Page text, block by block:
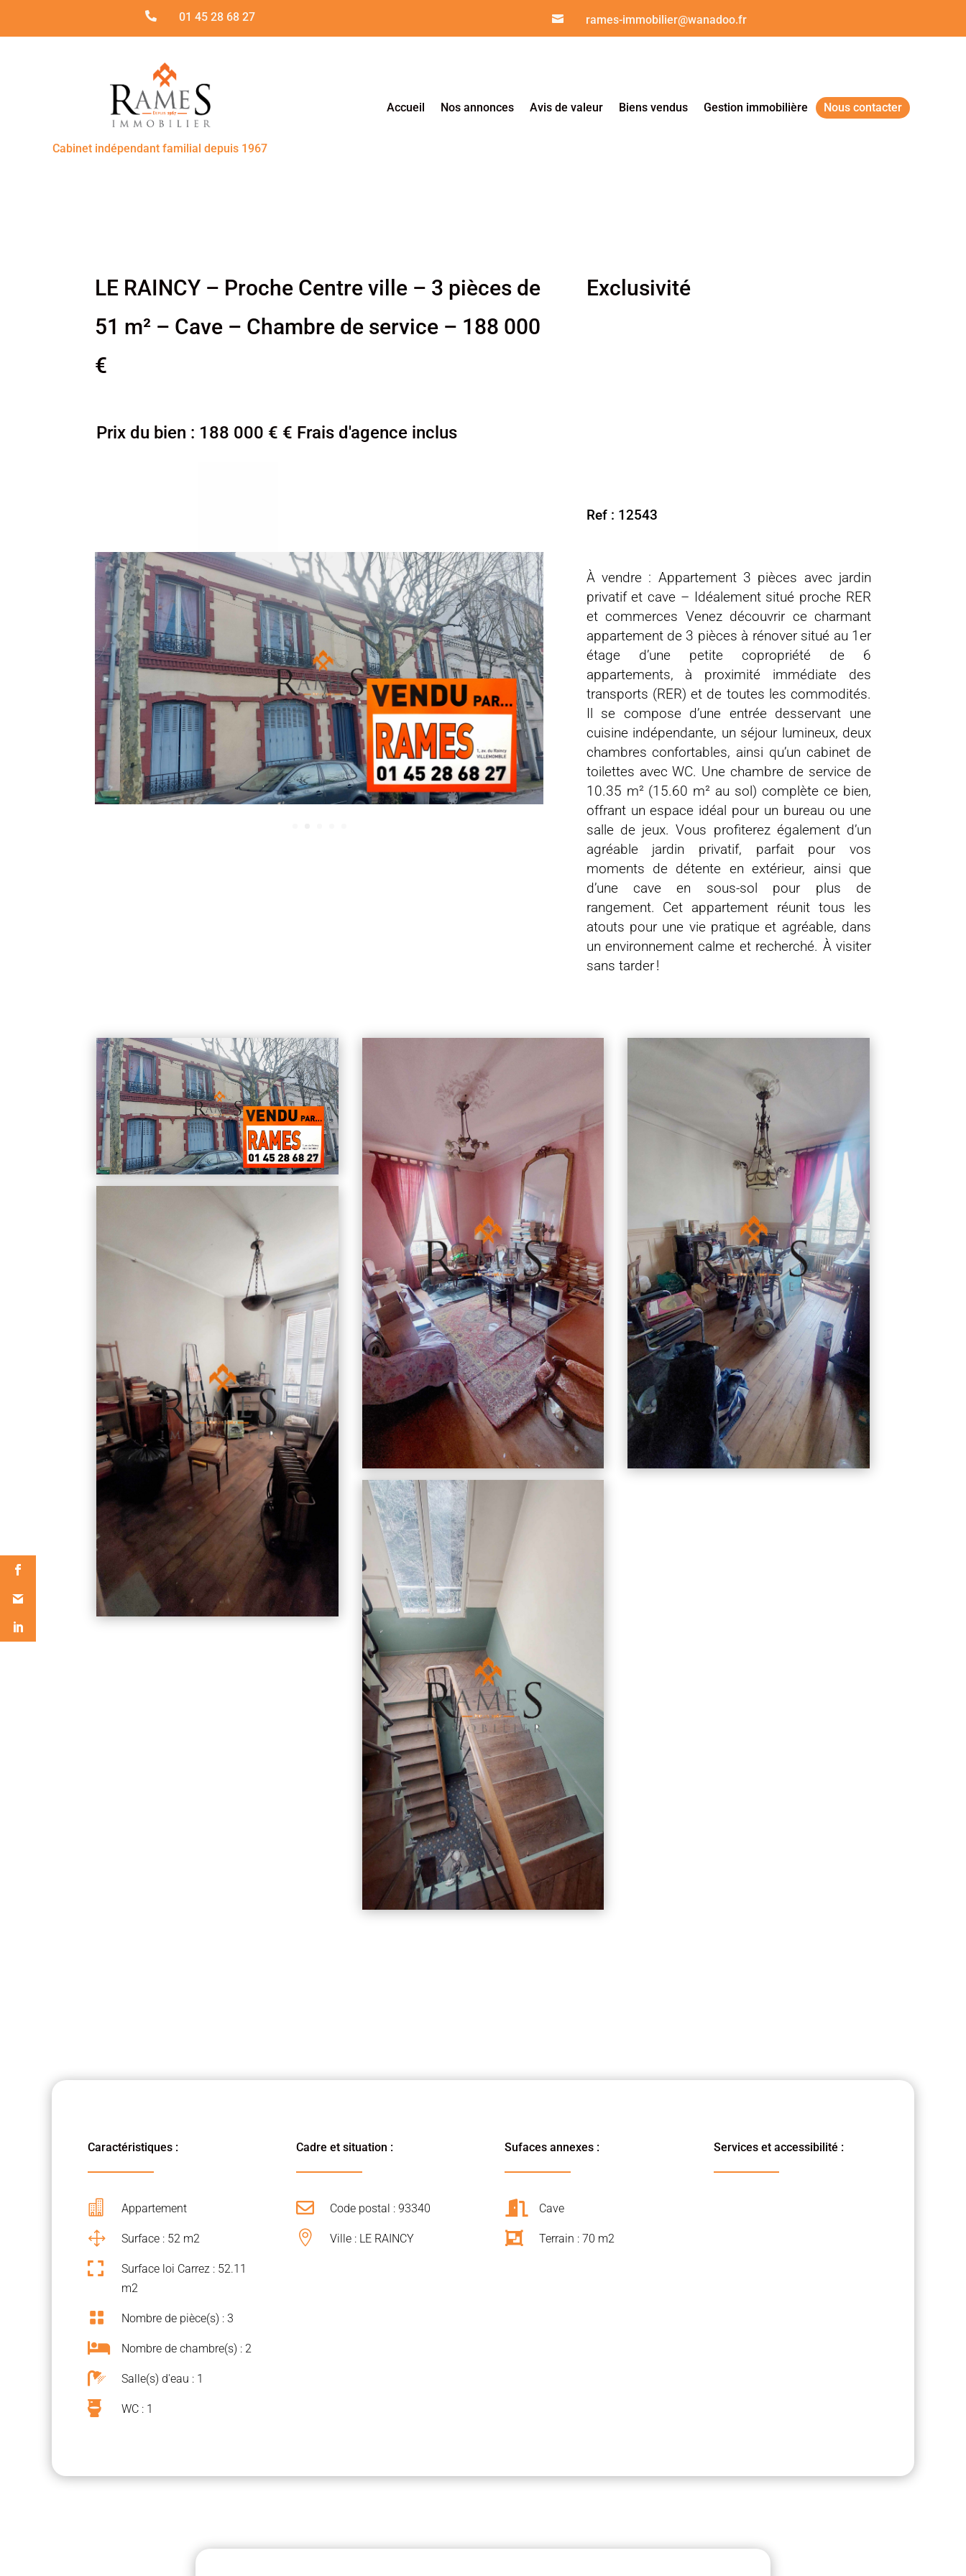
 01 45 28 68 27  rames-immobilier@wanadoo.fr
Accueil Nos annonces Avis de valeur Biens vendus Gestion immobilière Nous contacter
Cabinet indépendant familial depuis 1967
LE RAINCY – Proche Centre ville – 3 pièces de
51 m² – Cave – Chambre de service – 188 000
€
Exclusivité
Prix du bien : 188 000 € € Frais d'agence inclus
Ref : 12543
À vendre : Appartement 3 pièces avec jardin
privatif et cave – Idéalement situé proche RER
et commerces Venez découvrir ce charmant
appartement de 3 pièces à rénover situé au 1er
étage d’une petite copropriété de 6
appartements, à proximité immédiate des
transports (RER) et de toutes les commodités.
Il se compose d’une entrée desservant une
cuisine indépendante, un séjour lumineux, deux
chambres confortables, ainsi qu’un cabinet de
toilettes avec WC. Une chambre de service de
10.35 m² (15.60 m² au sol) complète ce bien,
offrant un espace idéal pour un bureau ou une
salle de jeux. Vous profiterez également d’un
agréable jardin privatif, parfait pour vos
moments de détente en extérieur, ainsi que
d’une cave en sous-sol pour plus de
rangement. Cet appartement réunit tous les
atouts pour une vie pratique et agréable, dans
un environnement calme et recherché. À visiter
sans tarder !
Caractéristiques :
 Appartement
1 Surface : 52 m2

Surface loi Carrez : 52.11
m2
 Nombre de pièce(s) : 3
 Nombre de chambre(s) : 2
 Salle(s) d'eau : 1
 WC : 1
Cadre et situation :
 Code postal : 93340
 Ville : LE RAINCY
Sufaces annexes :
 Cave
 Terrain : 70 m2
Services et accessibilité :